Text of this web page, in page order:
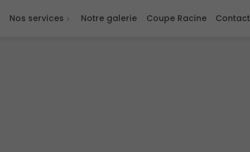
Nos services Notre galerie Coupe Racine